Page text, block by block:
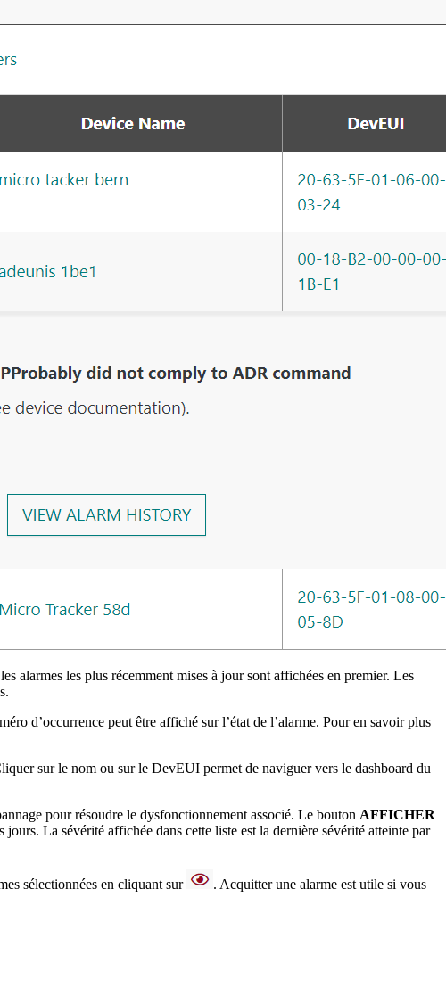
alarmes les plus récemment mises à jour sont affichées en premier. Les
d’occurrence peut être affiché sur l’état de l’alarme. Pour en savoir plus
sur le nom ou sur le DevEUI permet de naviguer vers le dashboard du
pour résoudre le dysfonctionnement associé. Le bouton AFFICHER
La sévérité affichée dans cette liste est la dernière sévérité atteinte par
sélectionnées en cliquant sur
. Acquitter une alarme est utile si vous